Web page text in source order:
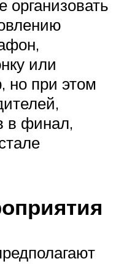
или
но при этом
в финал,